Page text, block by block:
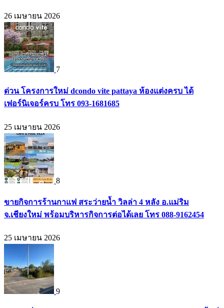
26 เมษายน 2026
7
ด่วน โครงการใหม่ dcondo vite pattaya ห้องแต่งครบ ได้
เฟอร์นิเจอร์ครบ โทร 093-1681685
25 เมษายน 2026
8
ขายกิจการร้านกาแฟ สระว่ายน้ำ วิลล่า 4 หลัง อ.แม่ริม
จ.เชียงใหม่ พร้อมบริหารกิจการต่อได้เลย โทร 088-9162454
25 เมษายน 2026
9